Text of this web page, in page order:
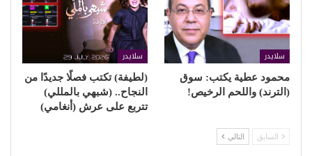
سلايدر
محمود عطية يكتب: سوق
(الترند) واللحم الرخيص!
سلايدر
(لطيفة) تكتب فصلًا جديدًا من
النجاح.. (شبهي بالمللي)
تتربع على عرش (أنغامي)
السابق التالي